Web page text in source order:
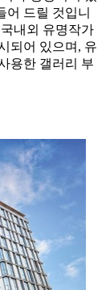
어 드릴 것입니
내외 유명작가
되어 있으며, 유
용한 갤러리 부